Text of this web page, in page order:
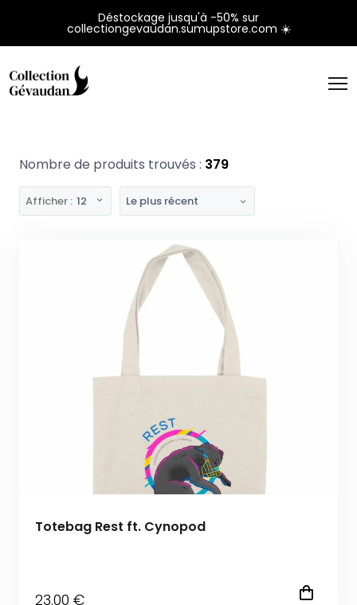
Déstockage jusqu'à -50% sur
collectiongevaudan.sumupstore.com ☀️
Nombre de produits trouvés : 379
Afficher : 12 Le plus récent
Totebag Rest ft. Cynopod
23.00 €
Panneau de gestion des cookies